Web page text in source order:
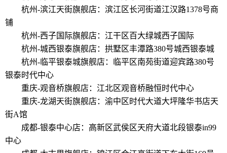
杭州-滨江天街旗舰店：滨江区长河街道江汉路1378号商
铺
杭州-西子国际旗舰店：江干区百大绿城西子国际
杭州-城西银泰旗舰店：拱墅区丰潭路380号城西银泰城
杭州-临平银泰城旗舰店：临平区南苑街道迎宾路380号
银泰时代中心
重庆-观音桥旗舰店：江北区观音桥融恒时代中心
重庆-龙湖天街旗舰店：渝中区时代大道大坪隆华书店天
街A馆
成都-银泰中心店：高新区武侯区天府大道北段银泰in99
中心